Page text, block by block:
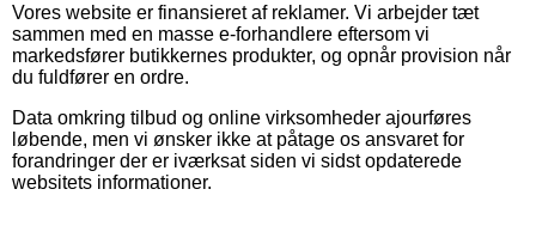
Vores website er finansieret af reklamer. Vi arbejder tæt
sammen med en masse e-forhandlere eftersom vi
markedsfører butikkernes produkter, og opnår provision når
du fuldfører en ordre.
Data omkring tilbud og online virksomheder ajourføres
løbende, men vi ønsker ikke at påtage os ansvaret for
forandringer der er iværksat siden vi sidst opdaterede
websitets informationer.